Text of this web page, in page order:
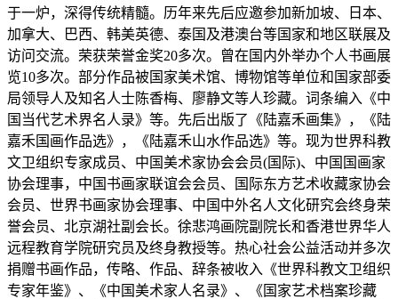
于一炉，深得传统精髓。历年来先后应邀参加新加坡、日本、
加拿大、巴西、韩美英德、泰国及港澳台等国家和地区联展及
访问交流。荣获荣誉金奖20多次。曾在国内外举办个人书画展
览10多次。部分作品被国家美术馆、博物馆等单位和国家部委
局领导人及知名人士陈香梅、廖静文等人珍藏。词条编入《中
国当代艺术界名人录》等。先后出版了《陆嘉禾画集》，《陆
嘉禾国画作品选》，《陆嘉禾山水作品选》等。现为世界科教
文卫组织专家成员、中国美术家协会会员(国际)、中国国画家
协会理事，中国书画家联谊会会员、国际东方艺术收藏家协会
会员、世界书画家协会理事、中国中外名人文化研究会终身荣
誉会员、北京湖社副会长。徐悲鸿画院副院长和香港世界华人
远程教育学院研究员及终身教授等。热心社会公益活动并多次
捐赠书画作品，传略、作品、辞条被收入《世界科教文卫组织
专家年鉴》、《中国美术家人名录》、《国家艺术档案珍藏